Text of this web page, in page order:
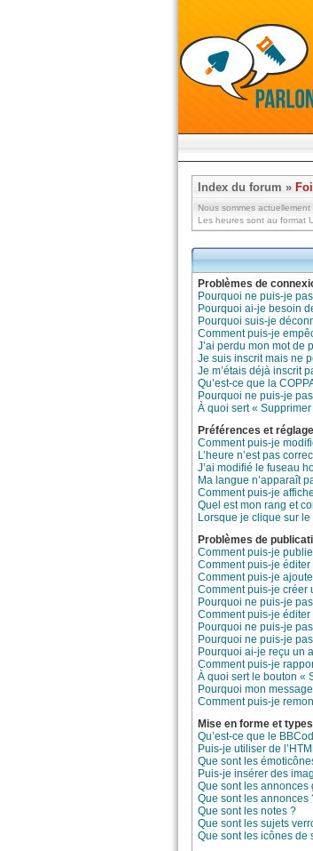
Index du forum »
Nous sommes
Les heures sont au format
Problèmes de
Pourquoi ne puis-je
Pourquoi ai-je besoin
Pourquoi suis-je
Comment puis-je
J’ai perdu mon mot de
Je suis inscrit mais ne
Je m’étais déjà inscrit
Qu’est-ce que la
Pourquoi ne puis-je
À quoi sert «
Préférences et
Comment puis-je
L’heure n’est pas
J’ai modifié le fuseau
Ma langue n’apparaît
Comment puis-je
Quel est mon rang et
Lorsque je clique sur
Problèmes de
Comment puis-je
Comment puis-je
Comment puis-je
Comment puis-je créer
Pourquoi ne puis-je
Comment puis-je
Pourquoi ne puis-je
Pourquoi ne puis-je
Pourquoi ai-je reçu un
Comment puis-je
À quoi sert le bouton «
Pourquoi mon
Comment puis-je
Mise en forme et
Qu’est-ce que le
Puis-je utiliser de
Que sont les
Puis-je insérer des
Que sont les annonces
Que sont les annonces
Que sont les notes ?
Que sont les sujets
Que sont les icônes de